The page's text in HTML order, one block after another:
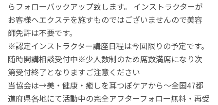
らフォローバックアップ致します。 インストラクターが
お客様へエクステを施すものではございませんので美容
師免許は不要です。
※認定インストラクター講座日程は今回限りの予定です。
随時開講相談受付中※少人数制のため席数満席になり次
第受付終了となりますご注意ください
当協会は→美・健康・癒しを耳つぼケアから～全国47都
道府県各地にて活動中の完全アフターフォロー無料・再受